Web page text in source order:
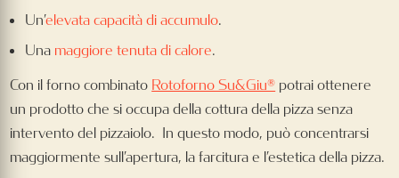
Un’elevata capacità di accumulo.
Una maggiore tenuta di calore.
Con il forno combinato Rotoforno Su&Giu® potrai ottenere
un prodotto che si occupa della cottura della pizza senza
intervento del pizzaiolo. In questo modo, può concentrarsi
maggiormente sull’apertura, la farcitura e l’estetica della pizza.